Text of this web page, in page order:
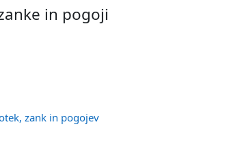
in pogoji
zank in pogojevStran